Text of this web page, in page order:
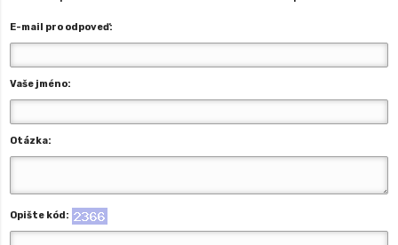
E-mail pro odpoveď:
Vaše jméno:
Otázka:
Opište kód: